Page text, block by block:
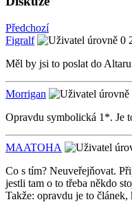
Předchozí
Figralf
Měl by jsi to poslat do
Morrigan
Opravdu symbolická 1*. Je
MAATOHA
Co s tím? Neuveřejňovat.
jestli tam o to třeba někdo
Takže: opravdu je to